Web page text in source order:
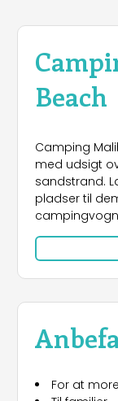
Beach
Camping
med udsigt
sandstrand.
pladser til
mobilhomes
område, der
design og en
direkte
rigeFor at